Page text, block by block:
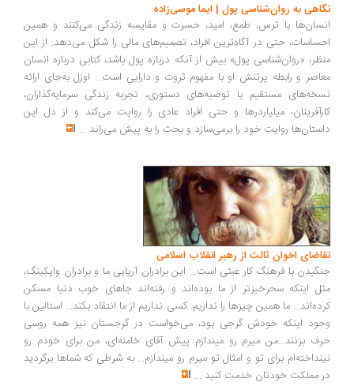
به روان‌شناسی پول | ایما موسی‌زاده
با ترس، طمع، امید، حسرت و مقایسه زندگی می‌کنند و همین
حتی در آگاه‌ترین افراد، تصمیم‌های مالی را شکل می‌دهد. از این
«روان‌شناسی پول» بیش از آنکه درباره پول باشد، کتابی درباره انسان
و رابطه پرتنش او با مفهوم ثروت و دارایی است... اوزل به‌جای ارائه
مستقیم یا توصیه‌های دستوری، تجربه زندگی سرمایه‌گذاران،
میلیاردرها و حتی افراد عادی را روایت می‌کند و از دل این
روایت خود را برمی‌سازد و بحث را به پیش می‌راند ...
اخوان ثالث از رهبر انقلاب اسلامی
با فرهنگ کار عبثی است... این برادران آریایی ما و برادران وایکینگ،
اینکه سحرخیزتر از ما بوده‌اند و رفته‌اند جاهای خوب دنیا مسکن
ما همین چیزها را نداریم. کسی نداریم از ما انتقاد بکند... استالین با
اینکه خودش گرجی بود، می‌خواست در گرجستان نیز همه روسی
بزنند...من میرم رو میندازم پیش آقای خامنه‌ای، من برای خودم رو
برای تو و امثال تو میرم رو میندازم... به شرطی که شماها برگردید
مملکت خودتان خدمت کنید...